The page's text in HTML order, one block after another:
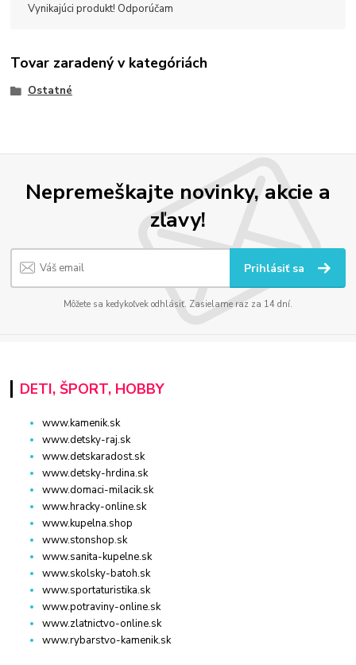
Vynikajúci produkt! Odporúčam
Tovar zaradený v kategóriách
Ostatné
Nepremeškajte novinky, akcie a
zľavy!
Prihlásiť sa
Môžete sa kedykoľvek odhlásiť. Zasielame raz za 14 dní.
DETI, ŠPORT, HOBBY
www.kamenik.sk
www.detsky-raj.sk
www.detskaradost.sk
www.detsky-hrdina.sk
www.domaci-milacik.sk
www.hracky-online.sk
www.kupelna.shop
www.stonshop.sk
www.sanita-kupelne.sk
www.skolsky-batoh.sk
www.sportaturistika.sk
www.potraviny-online.sk
www.zlatnictvo-online.sk
www.rybarstvo-kamenik.sk